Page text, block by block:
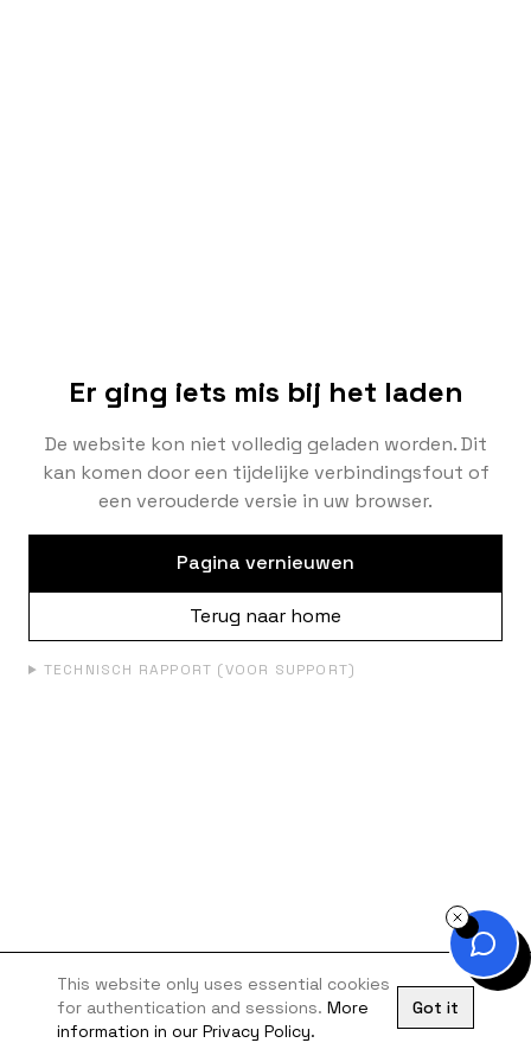
Er ging iets mis bij het laden
De website kon niet volledig geladen worden. Dit
kan komen door een tijdelijke verbindingsfout of
een verouderde versie in uw browser.
Pagina vernieuwen
Terug naar home
TECHNISCH RAPPORT (VOOR SUPPORT)
This website only uses essential cookies
for authentication and sessions. More
information in our Privacy Policy.
Got it